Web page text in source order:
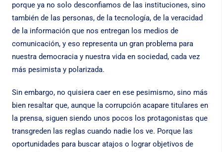
porque ya no solo desconfiamos de las instituciones, sino
también de las personas, de la tecnología, de la veracidad
de la información que nos entregan los medios de
comunicación, y eso representa un gran problema para
nuestra democracia y nuestra vida en sociedad, cada vez
más pesimista y polarizada.
Sin embargo, no quisiera caer en ese pesimismo, sino más
bien resaltar que, aunque la corrupción acapare titulares en
la prensa, siguen siendo unos pocos los protagonistas que
transgreden las reglas cuando nadie los ve. Porque las
oportunidades para buscar atajos o lograr objetivos de